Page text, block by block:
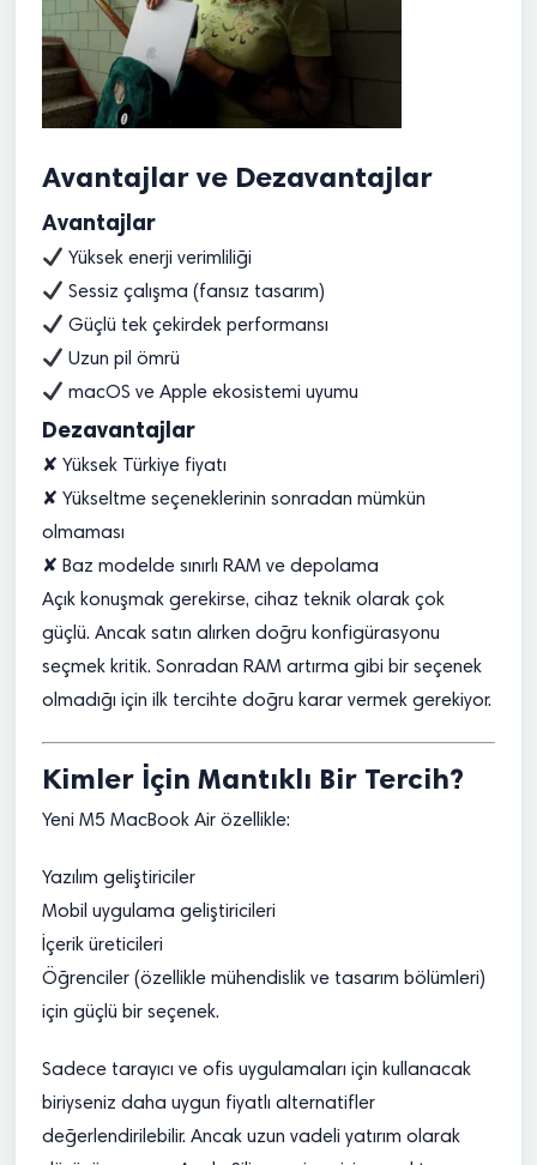
Avantajlar ve Dezavantajlar
Avantajlar
Yüksek enerji verimliliği
Sessiz çalışma (fansız tasarım)
Güçlü tek çekirdek performansı
Uzun pil ömrü
macOS ve Apple ekosistemi uyumu
Dezavantajlar
✘ Yüksek Türkiye fiyatı
✘ Yükseltme seçeneklerinin sonradan mümkün
olmaması
✘ Baz modelde sınırlı RAM ve depolama
Açık konuşmak gerekirse, cihaz teknik olarak çok
güçlü. Ancak satın alırken doğru konfigürasyonu
seçmek kritik. Sonradan RAM artırma gibi bir seçenek
olmadığı için ilk tercihte doğru karar vermek gerekiyor.
Kimler İçin Mantıklı Bir Tercih?
Yeni M5 MacBook Air özellikle:
Yazılım geliştiriciler
Mobil uygulama geliştiricileri
İçerik üreticileri
Öğrenciler (özellikle mühendislik ve tasarım bölümleri)
için güçlü bir seçenek.
Sadece tarayıcı ve ofis uygulamaları için kullanacak
biriyseniz daha uygun fiyatlı alternatifler
değerlendirilebilir. Ancak uzun vadeli yatırım olarak